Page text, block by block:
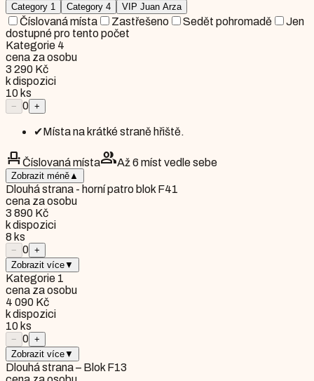
Category 1 Category 4 VIP Juan Arza
Číslovaná místa Zastřešeno Sedět pohromadě
Jen
dostupné pro tento počet
Kategorie 4
cena za osobu
3 290 Kč
k dispozici
10 ks
− 0 +
✔Místa na krátké straně hřiště.
event_seatČíslovaná místagroupAž 6 míst vedle sebe
Zobrazit méně ▲
Dlouhá strana - horní patro blok F41
cena za osobu
3 890 Kč
k dispozici
8 ks
− 0 +
Zobrazit více▼
Kategorie 1
cena za osobu
4 090 Kč
k dispozici
10 ks
− 0 +
Zobrazit více▼
Dlouhá strana – Blok F13